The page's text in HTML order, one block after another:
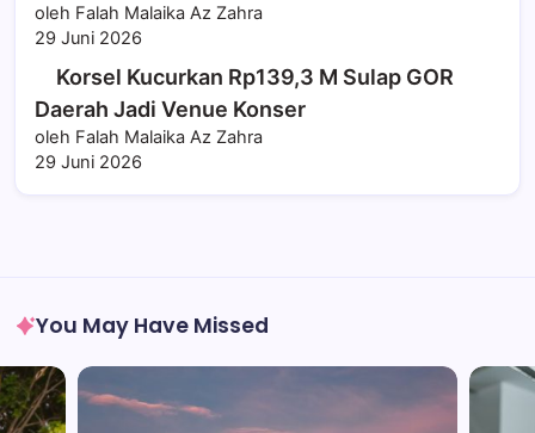
oleh Falah Malaika Az Zahra
29 Juni 2026
Korsel Kucurkan Rp139,3 M Sulap GOR
Daerah Jadi Venue Konser
oleh Falah Malaika Az Zahra
29 Juni 2026
You May Have Missed